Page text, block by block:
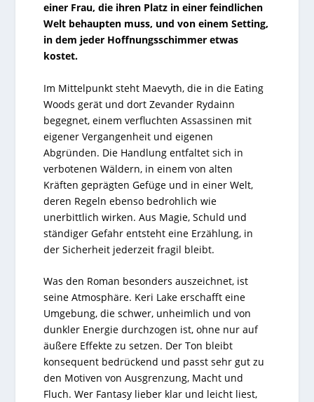
einer Frau, die ihren Platz in einer feindlichen
Welt behaupten muss, und von einem Setting,
in dem jeder Hoffnungsschimmer etwas
kostet.
Im Mittelpunkt steht Maevyth, die in die Eating
Woods gerät und dort Zevander Rydainn
begegnet, einem verfluchten Assassinen mit
eigener Vergangenheit und eigenen
Abgründen. Die Handlung entfaltet sich in
verbotenen Wäldern, in einem von alten
Kräften geprägten Gefüge und in einer Welt,
deren Regeln ebenso bedrohlich wie
unerbittlich wirken. Aus Magie, Schuld und
ständiger Gefahr entsteht eine Erzählung, in
der Sicherheit jederzeit fragil bleibt.
Was den Roman besonders auszeichnet, ist
seine Atmosphäre. Keri Lake erschafft eine
Umgebung, die schwer, unheimlich und von
dunkler Energie durchzogen ist, ohne nur auf
äußere Effekte zu setzen. Der Ton bleibt
konsequent bedrückend und passt sehr gut zu
den Motiven von Ausgrenzung, Macht und
Fluch. Wer Fantasy lieber klar und leicht liest,